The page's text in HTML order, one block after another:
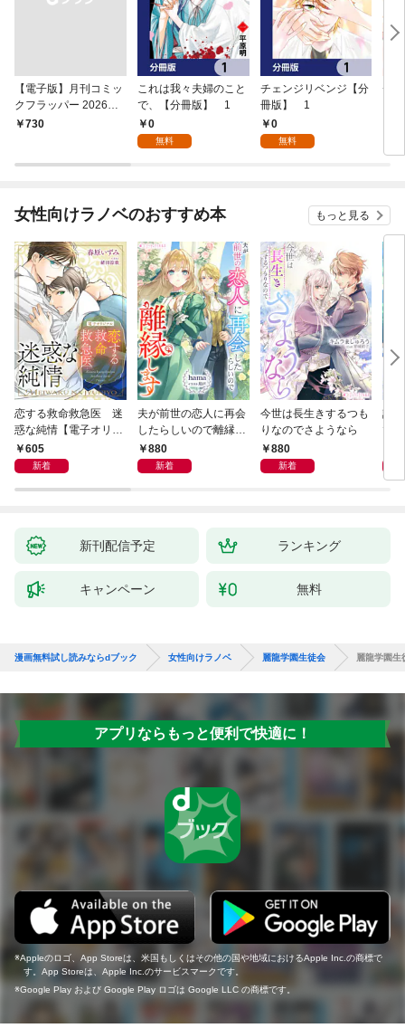
【電子版】月刊コミッ
クフラッパー 2026年9
月号
￥730
これは我々夫婦のこと
で、【分冊版】 1
0
無料
チェンジリベンジ【分
冊版】 1
0
無料
チ
女性向けラノベのおすすめ本 もっと見る
恋する救命救急医 迷
惑な純情【電子オリジ
ナル】
605
新着
夫が前世の恋人に再会
したらしいので離縁し
ます880
新着
今世は長生きするつも
りなのでさようなら
880
新着
話
で
新刊配信予定 ランキング
キャンペーン 無料
漫画無料試し読みならdブック 女性向けラノベ 麗龍学園生徒会 麗龍学園
アプリならもっと便利で快適に！
Appleのロゴ、App Storeは、米国もしくはその他の国や地域におけるApple Inc.の商標で
す。App Storeは、Apple Inc.のサービスマークです。
Google Play および Google Play ロゴは Google LLC の商標です。